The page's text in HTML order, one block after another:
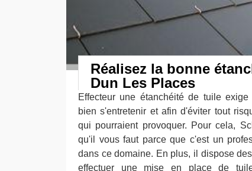
Réalisez la bonne
Dun Les Places
Effecteur une étanchéité de tuile
bien s'entretenir et afin d'éviter tout
qui pourraient provoquer. Pour cela,
qu'il vous faut parce que c'est un
dans ce domaine. En plus, il dispose
effectuer une mise en place de